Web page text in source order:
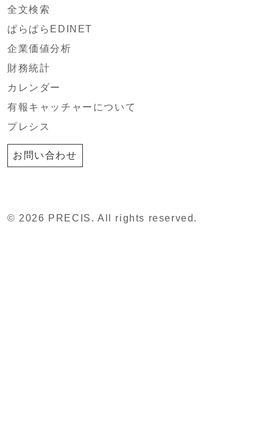
全文検索
ぱらぱらEDINET
企業価値分析
財務統計
カレンダー
有報キャッチャーについて
プレシス
お問い合わせ
© 2026 PRECIS. All rights reserved.